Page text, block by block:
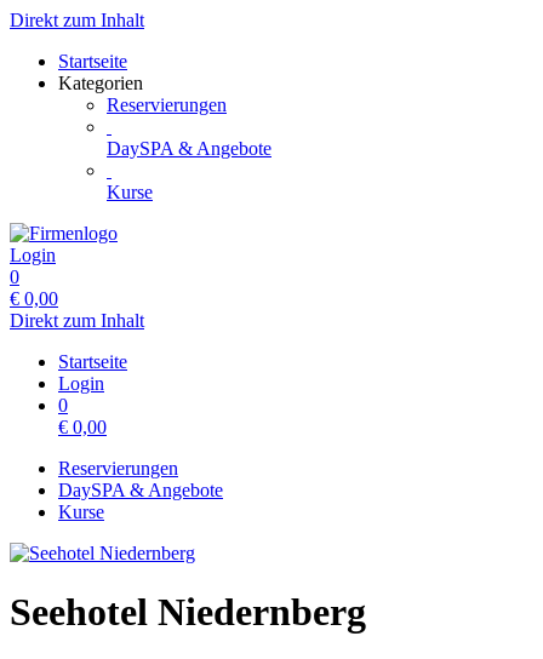
Direkt zum Inhalt
Startseite
Kategorien
Reservierungen
DaySPA & Angebote
Kurse
Login
0
€ 0,00
Direkt zum Inhalt
Startseite
Login
0
€ 0,00
Reservierungen
DaySPA & Angebote
Kurse
Seehotel Niedernberg